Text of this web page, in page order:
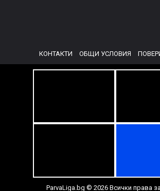
КОНТАКТИ ОБЩИ УСЛОВИЯ
ParvaLiga.bg © 2026 Всички права